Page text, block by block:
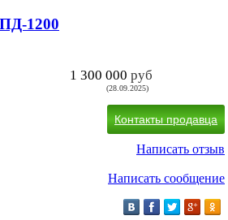
1200
1 300 000 руб
(28.09.2025)
Контакты продавца
Написать отзыв
Написать сообщение